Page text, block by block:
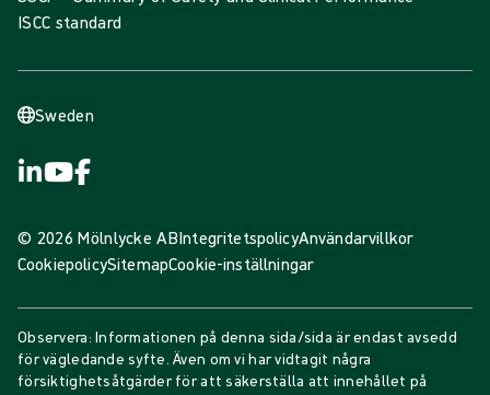
ISCC standard
Sweden
© 2026 Mölnlycke ABIntegritetspolicyAnvändarvillkor
CookiepolicySitemapCookie-inställningar
Observera: Informationen på denna sida/sida är endast avsedd
för vägledande syfte. Även om vi har vidtagit några
försiktighetsåtgärder för att säkerställa att innehållet på